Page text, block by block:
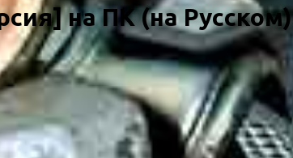
на ПК (на Русском)